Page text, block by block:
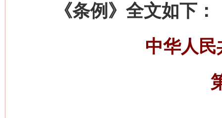
《条例》全文如下：
中华人